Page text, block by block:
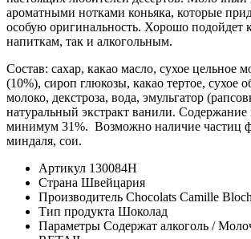
ароматными нотками коньяка, которые
особую оригинальность. Хорошо подойдет
напиткам, так и алкогольным.
Состав: сахар, какао масло, сухое цельное
(10%), сироп глюкозы, какао тертое, сухое
молоко, декстроза, вода, эмульгатор
натуральный экстракт ванили. Содержание
минимум 31%. Возможно наличие частиц
миндаля, сои.
Артикул 130084Н
Страна Швейцария
Производитель Chocolats Camille Bloch
Тип продукта Шоколад
Параметры Содержат алкоголь /